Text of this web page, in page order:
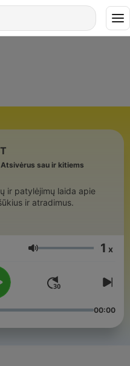
sau ir kitiems
ir patylėjimų laida apie
ir atradimus.
Volume 1 x
00:00